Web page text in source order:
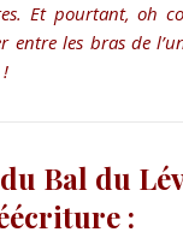
Et pourtant, oh
entre les bras de
Bal du
: